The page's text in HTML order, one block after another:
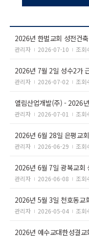
2026년 한벌교회 성전건
관리자 2026-07-10 조회
2026년 7월 2일 성수2가
관리자 2026-07-02 조회
엘림산업개발(주) - 2026
관리자 2026-07-01 조회
2026년 6월 28일 은평교
관리자 2026-06-29 조회
2026년 6월 7일 광복교회
관리자 2026-06-08 조회
2026년 5월 3일 천호동교
관리자 2026-05-04 조회
2026년 예수교대한성결